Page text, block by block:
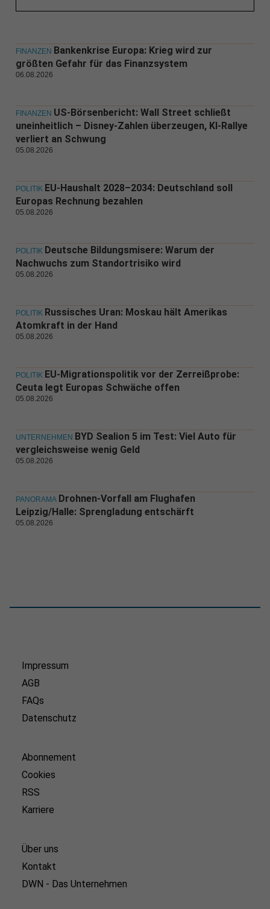
FINANZEN Bankenkrise Europa: Krieg wird zur
größten Gefahr für das Finanzsystem
06.08.2026
FINANZEN US-Börsenbericht: Wall Street schließt
uneinheitlich – Disney-Zahlen überzeugen, KI-Rallye
verliert an Schwung
05.08.2026
POLITIK EU-Haushalt 2028–2034: Deutschland soll
Europas Rechnung bezahlen
05.08.2026
POLITIK Deutsche Bildungsmisere: Warum der
Nachwuchs zum Standortrisiko wird
05.08.2026
POLITIK Russisches Uran: Moskau hält Amerikas
Atomkraft in der Hand
05.08.2026
POLITIK EU-Migrationspolitik vor der Zerreißprobe:
Ceuta legt Europas Schwäche offen
05.08.2026
UNTERNEHMEN BYD Sealion 5 im Test: Viel Auto für
vergleichsweise wenig Geld
05.08.2026
PANORAMA Drohnen-Vorfall am Flughafen
Leipzig/Halle: Sprengladung entschärft
05.08.2026
Impressum
AGB
FAQs
Datenschutz
Abonnement
Cookies
RSS
Karriere
Über uns
Kontakt
DWN - Das Unternehmen